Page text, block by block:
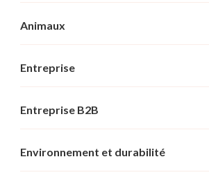
Animaux
Entreprise
Entreprise B2B
Environnement et durabilité